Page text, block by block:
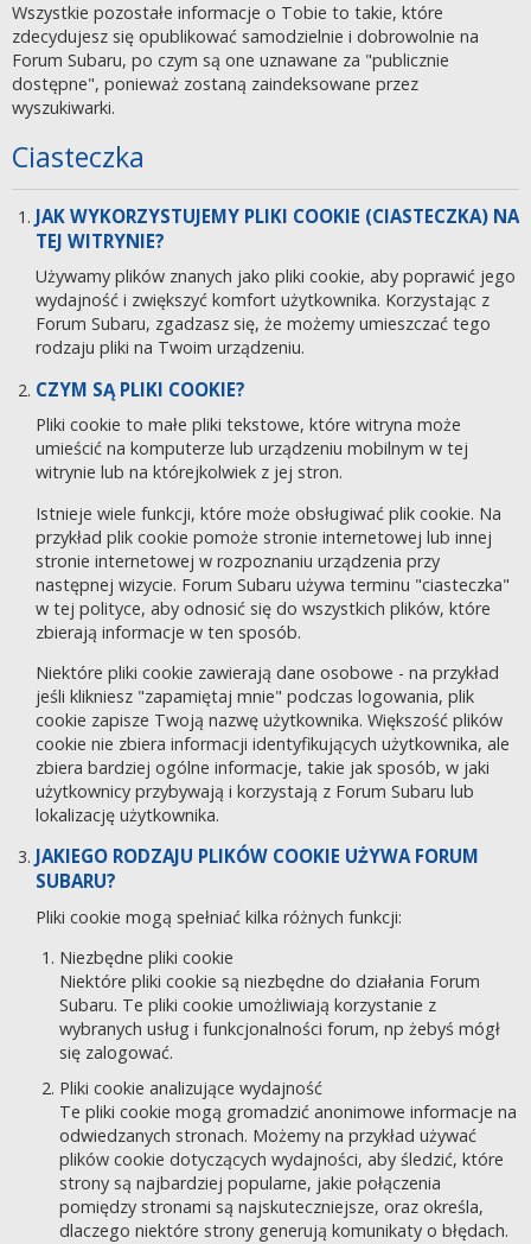
Wszystkie pozostałe informacje o Tobie to takie, które
zdecydujesz się opublikować samodzielnie i dobrowolnie na
Forum Subaru, po czym są one uznawane za "publicznie
dostępne", ponieważ zostaną zaindeksowane przez
wyszukiwarki.
Ciasteczka
JAK WYKORZYSTUJEMY PLIKI COOKIE (CIASTECZKA) NA
TEJ WITRYNIE?
Używamy plików znanych jako pliki cookie, aby poprawić jego
wydajność i zwiększyć komfort użytkownika. Korzystając z
Forum Subaru, zgadzasz się, że możemy umieszczać tego
rodzaju pliki na Twoim urządzeniu.
CZYM SĄ PLIKI COOKIE?
Pliki cookie to małe pliki tekstowe, które witryna może
umieścić na komputerze lub urządzeniu mobilnym w tej
witrynie lub na którejkolwiek z jej stron.
Istnieje wiele funkcji, które może obsługiwać plik cookie. Na
przykład plik cookie pomoże stronie internetowej lub innej
stronie internetowej w rozpoznaniu urządzenia przy
następnej wizycie. Forum Subaru używa terminu "ciasteczka"
w tej polityce, aby odnosić się do wszystkich plików, które
zbierają informacje w ten sposób.
Niektóre pliki cookie zawierają dane osobowe - na przykład
jeśli klikniesz "zapamiętaj mnie" podczas logowania, plik
cookie zapisze Twoją nazwę użytkownika. Większość plików
cookie nie zbiera informacji identyfikujących użytkownika, ale
zbiera bardziej ogólne informacje, takie jak sposób, w jaki
użytkownicy przybywają i korzystają z Forum Subaru lub
lokalizację użytkownika.
JAKIEGO RODZAJU PLIKÓW COOKIE UŻYWA FORUM
SUBARU?
Pliki cookie mogą spełniać kilka różnych funkcji:
Niezbędne pliki cookie
Niektóre pliki cookie są niezbędne do działania Forum
Subaru. Te pliki cookie umożliwiają korzystanie z
wybranych usług i funkcjonalności forum, np żebyś mógł
się zalogować.
Pliki cookie analizujące wydajność
Te pliki cookie mogą gromadzić anonimowe informacje na
odwiedzanych stronach. Możemy na przykład używać
plików cookie dotyczących wydajności, aby śledzić, które
strony są najbardziej popularne, jakie połączenia
pomiędzy stronami są najskuteczniejsze, oraz określa,
dlaczego niektóre strony generują komunikaty o błędach.